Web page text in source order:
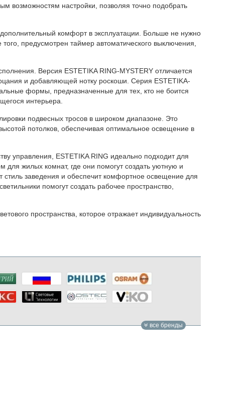
возможностям настройки, позволяя точно подобрать
комфорт в эксплуатации. Больше не нужно
предусмотрен таймер автоматического выключения,
Версия ESTETIKA RING-MYSTERY отличается
и добавляющей нотку роскоши. Серия ESTETIKA-
формы, предназначенные для тех, кто не боится
интерьера.
подвесных тросов в широком диапазоне. Это
потолков, обеспечивая оптимальное освещение в
управления, ESTETIKA RING идеально подходит для
жилых комнат, где они помогут создать уютную и
заведения и обеспечит комфортное освещение для
помогут создать рабочее пространство,
пространства, которое отражает индивидуальность
все бренды